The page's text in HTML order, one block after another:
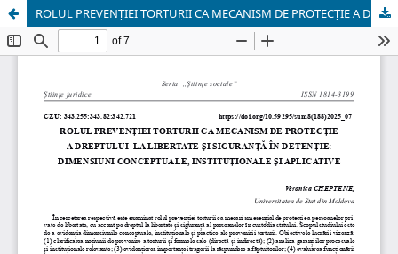
ROLUL PREVENȚIEI TORTURII CA MECANISM DE PROTECȚIE A DREPTULUI LA LIBERTATE ȘI SIGURANȚĂ ÎN DETENȚIE: DIMENSIUNI CONCEPTUALE, INSTITUȚIONALE ȘI APLICATIVE